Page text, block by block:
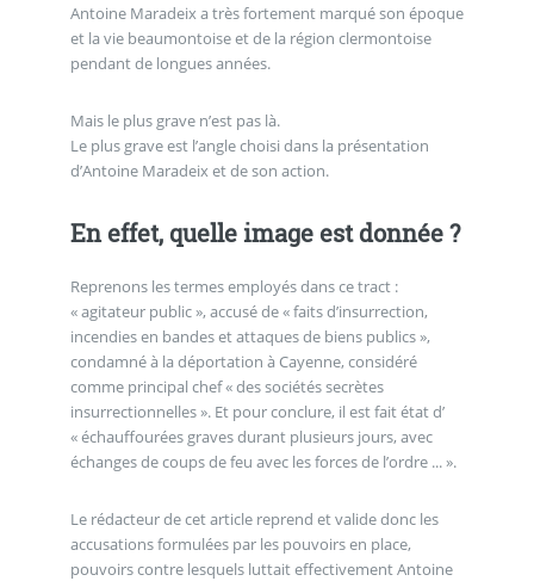
Antoine Maradeix a très fortement marqué son époque
et la vie beaumontoise et de la région clermontoise
pendant de longues années.
Mais le plus grave n’est pas là.
Le plus grave est l’angle choisi dans la présentation
d’Antoine Maradeix et de son action.
En effet, quelle image est donnée ?
Reprenons les termes employés dans ce tract :
« agitateur public », accusé de « faits d’insurrection,
incendies en bandes et attaques de biens publics »,
condamné à la déportation à Cayenne, considéré
comme principal chef « des sociétés secrètes
insurrectionnelles ». Et pour conclure, il est fait état d’
« échauffourées graves durant plusieurs jours, avec
échanges de coups de feu avec les forces de l’ordre ... ».
Le rédacteur de cet article reprend et valide donc les
accusations formulées par les pouvoirs en place,
pouvoirs contre lesquels luttait effectivement Antoine